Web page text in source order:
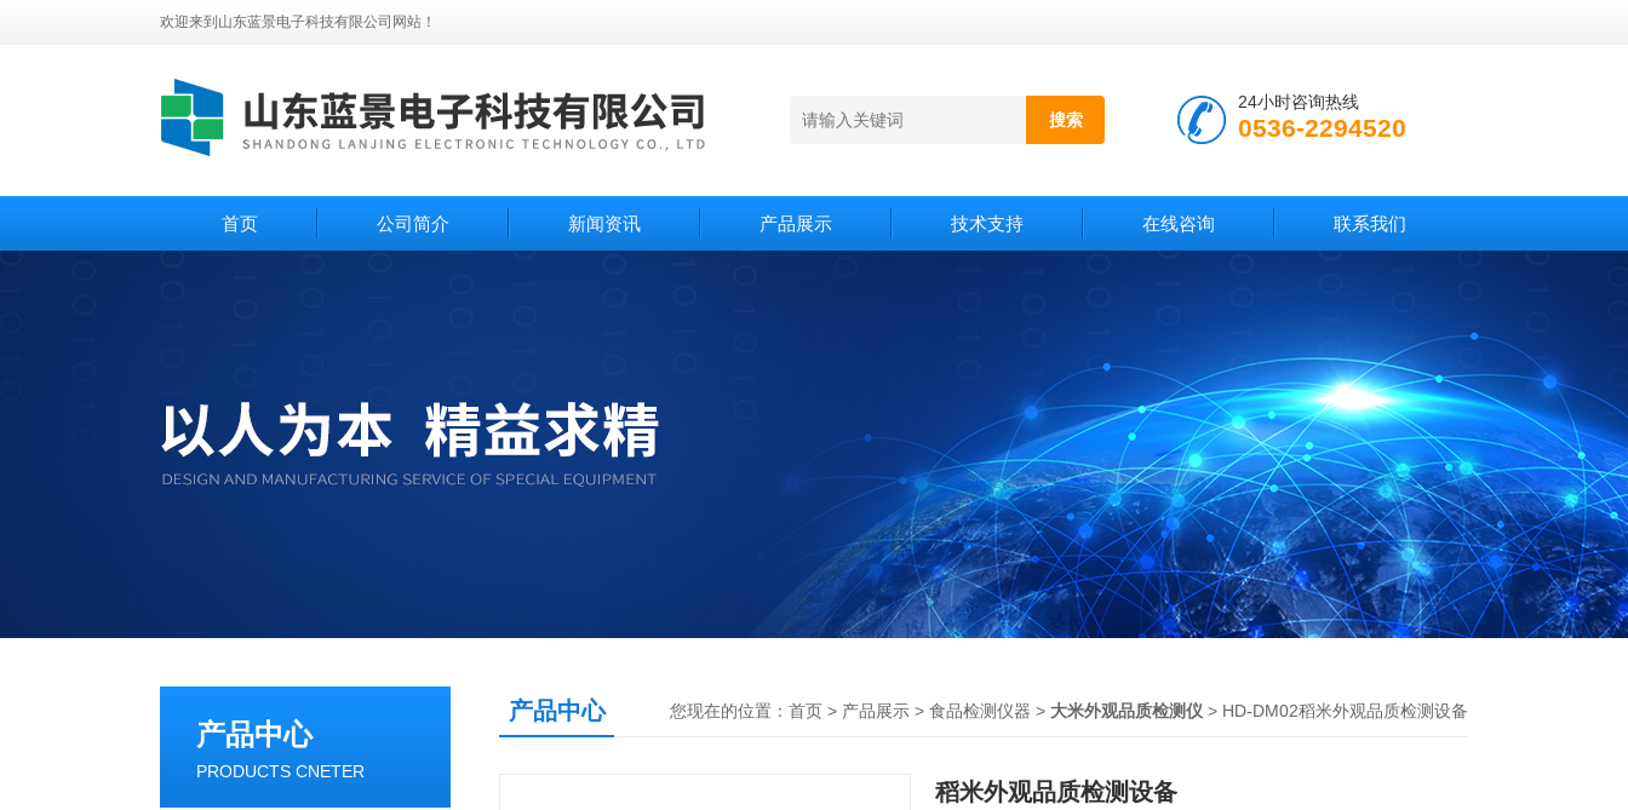
欢迎来到山东蓝景电子科技有限公司网站！
24小时咨询热线
0536-2294520
首页 公司简介 新闻资讯 产品展示 技术支持 在线咨询 联系我们
产品中心
PRODUCTS CNETER
产品中心 您现在的位置： 首页 > 产品展示 > 食品检测仪器 > 大米外观品质检测仪 > HD-DM02稻米外观品质检测设备
稻米外观品质检测设备